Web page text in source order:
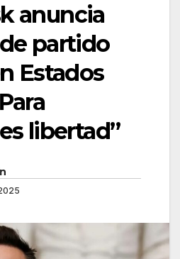
anuncia
partido
Estados
libertad”